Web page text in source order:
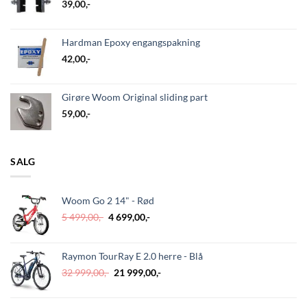
39,00,-
Hardman Epoxy engangspakning
42,00,-
Girøre Woom Original sliding part
59,00,-
SALG
Woom Go 2 14" - Rød
5 499,00,- Opprinnelig
5
499,00,-.
4 699,00,-Nåværende
4
699,00,-.
Raymon TourRay E 2.0 herre - Blå
32 999,00,- Opprinnelig
21 999,00,-Nåværende